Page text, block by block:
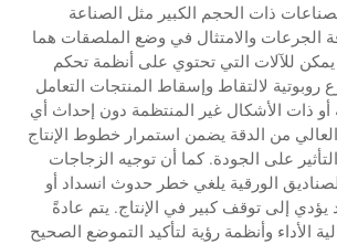
ذات الحجم الكبير مثل الصناعة
الجرعات والامتثال في وضع الملصقات هما
يمكن للآلات التي تحتوي على أنظمة تحكم
روبوتية لالتقاط وإسقاط المنتجات التعامل
ذات الأشكال غير المنتظمة دون إحداث أي
من الدقة يضمن استمرار خطوط الإنتاج
على الجودة. كما أن توجيه الزجاجات
الورقية يلغي خطر حدوث انسداد أو
يؤدي إلى توقف كبير في الإنتاج. يتم عادةً
الأداء وأنظمة رؤية لتأكيد التموضع الصحيح